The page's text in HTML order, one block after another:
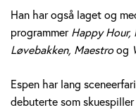
o
l
m
Han har også laget og
programmerHappy Hour,
Løvebakken, Maestroog
Espen har lang
debuterte som